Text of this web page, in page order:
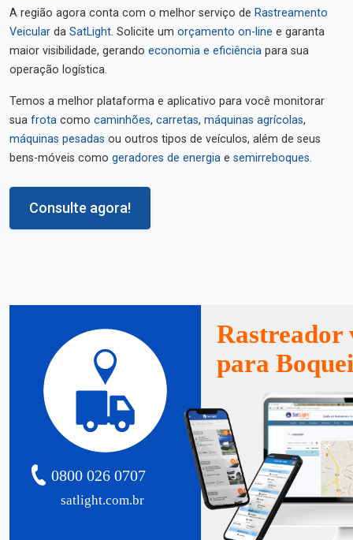
A região agora conta com o melhor serviço de Rastreamento
Veicular da SatLight. Solicite um orçamento on-line e garanta
maior visibilidade, gerando economia e eficiência para sua
operação logística.
Temos a melhor plataforma e aplicativo para você monitorar
sua frota como caminhões, carretas, máquinas agrícolas,
máquinas pesadas ou outros tipos de veículos, além de seus
bens-móveis como geradores de energia e semirreboques.
Consulte agora!
satlight.com.br
0800 026 0707
Rastreador
para